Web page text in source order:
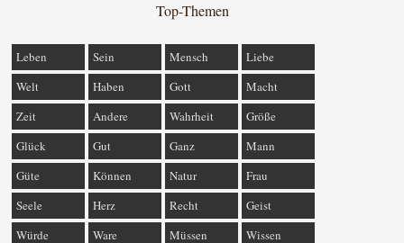
Top-Themen
Leben Sein Mensch
Liebe
Welt
Haben Gott
Macht
Zeit
Andere Wahrheit
Größe
Glück
Gut Ganz
Mann
Güte
Können Natur
Frau
Seele
Herz Recht
Geist
Würde
Ware Müssen Wissen